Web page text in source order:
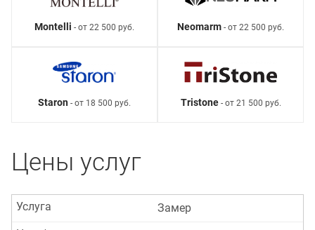
Montelli - от 22 500 руб. Neomarm - от 22 500 руб.
Staron - от 18 500 руб. Tristone- от 21 500 руб.
Цены услуг
Замер
Услуга